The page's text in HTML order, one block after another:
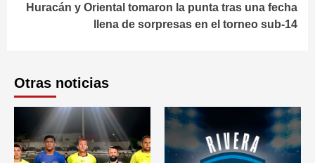
Huracán y Oriental tomaron la punta tras una fecha
llena de sorpresas en el torneo sub-14
Otras noticias